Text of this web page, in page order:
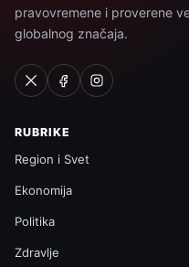
pravovremene i proverene
globalnog značaja.
RUBRIKE
Region i Svet
Ekonomija
Politika
Zdravlje